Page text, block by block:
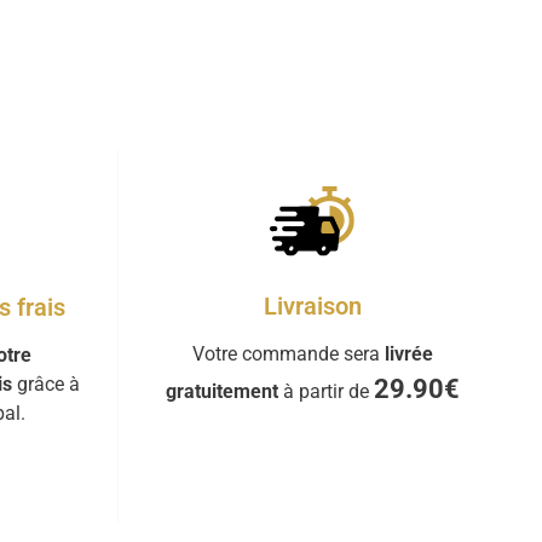
frais
grâce à
Livraison
Votre commande sera livrée
gratuitementà partir de 29.90€